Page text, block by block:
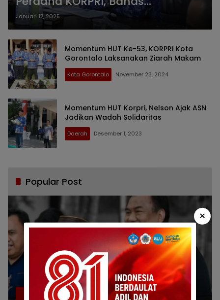
Akuntabilitas Pengelolaan
Keuangan
Januari 17, 2025
Momentum HUT Ke-53, KORPRI Kota
Gorontalo Laksanakan Ziarah Makam
Kota Gorontalo November 23, 2024
Momentum HUT Korpri, Nelson Ajak ASN
Jadikan Wadah Solidaritas
Daerah Desember 1, 2023
Popular Post
Bikin Haru, Bupati Sofyan Puhi Ungkap
×